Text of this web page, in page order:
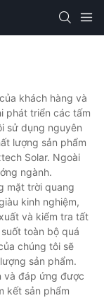
khách hàng và
phát triển các tấm
sử dụng nguyên
lượng sản phẩm
Solar. Ngoài
ngành.
mặt trời quang
kinh nghiệm,
và kiểm tra tất
toàn bộ quá
chúng tôi sẽ
sản phẩm.
và đáp ứng được
kết sản phẩm